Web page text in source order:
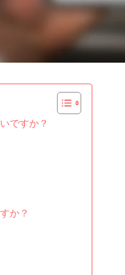
ですか？
か？